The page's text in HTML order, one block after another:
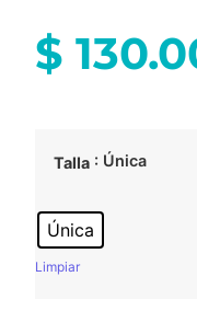
$
Talla : Única
Única
Limpiar